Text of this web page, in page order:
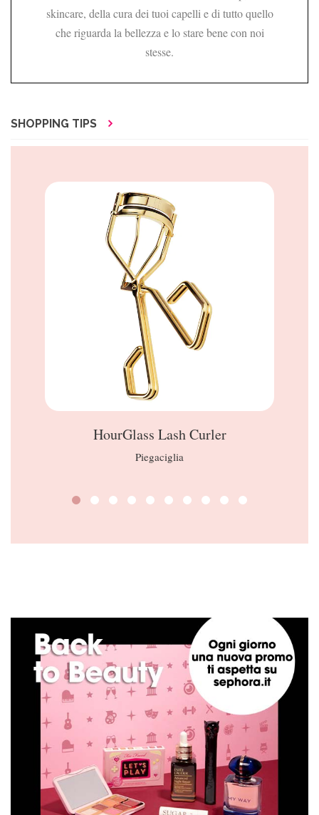
skincare, della cura dei tuoi capelli e di tutto quello
che riguarda la bellezza e lo stare bene con noi
stesse.
SHOPPING TIPS
HourGlass Lash Curler
Piegaciglia